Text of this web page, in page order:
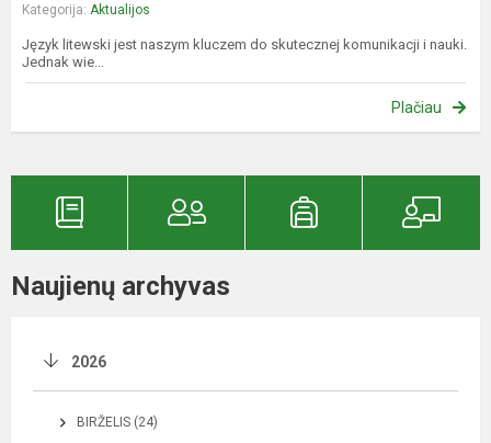
Kategorija: Aktualijos
Język litewski jest naszym kluczem do skutecznej komunikacji i nauki.
Jednak wie...
Plačiau
Naujienų archyvas
2026
BIRŽELIS (24)